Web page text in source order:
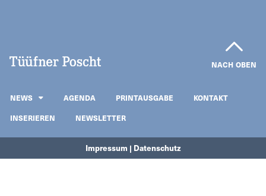
NACH OBEN
NEWS AGENDA PRINTAUSGABE
KONTAKT
INSERIEREN
NEWSLETTER
Impressum | Datenschutz